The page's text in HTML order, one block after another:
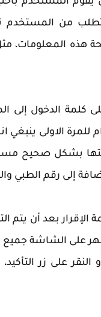
من المستخدم
المعلومات، مثل
كلمة الدخول
الاولى
بشكل صحيح
إلى رقم الطبي
بعد أن يتم
على الشاشة جميع
و النقر على زر